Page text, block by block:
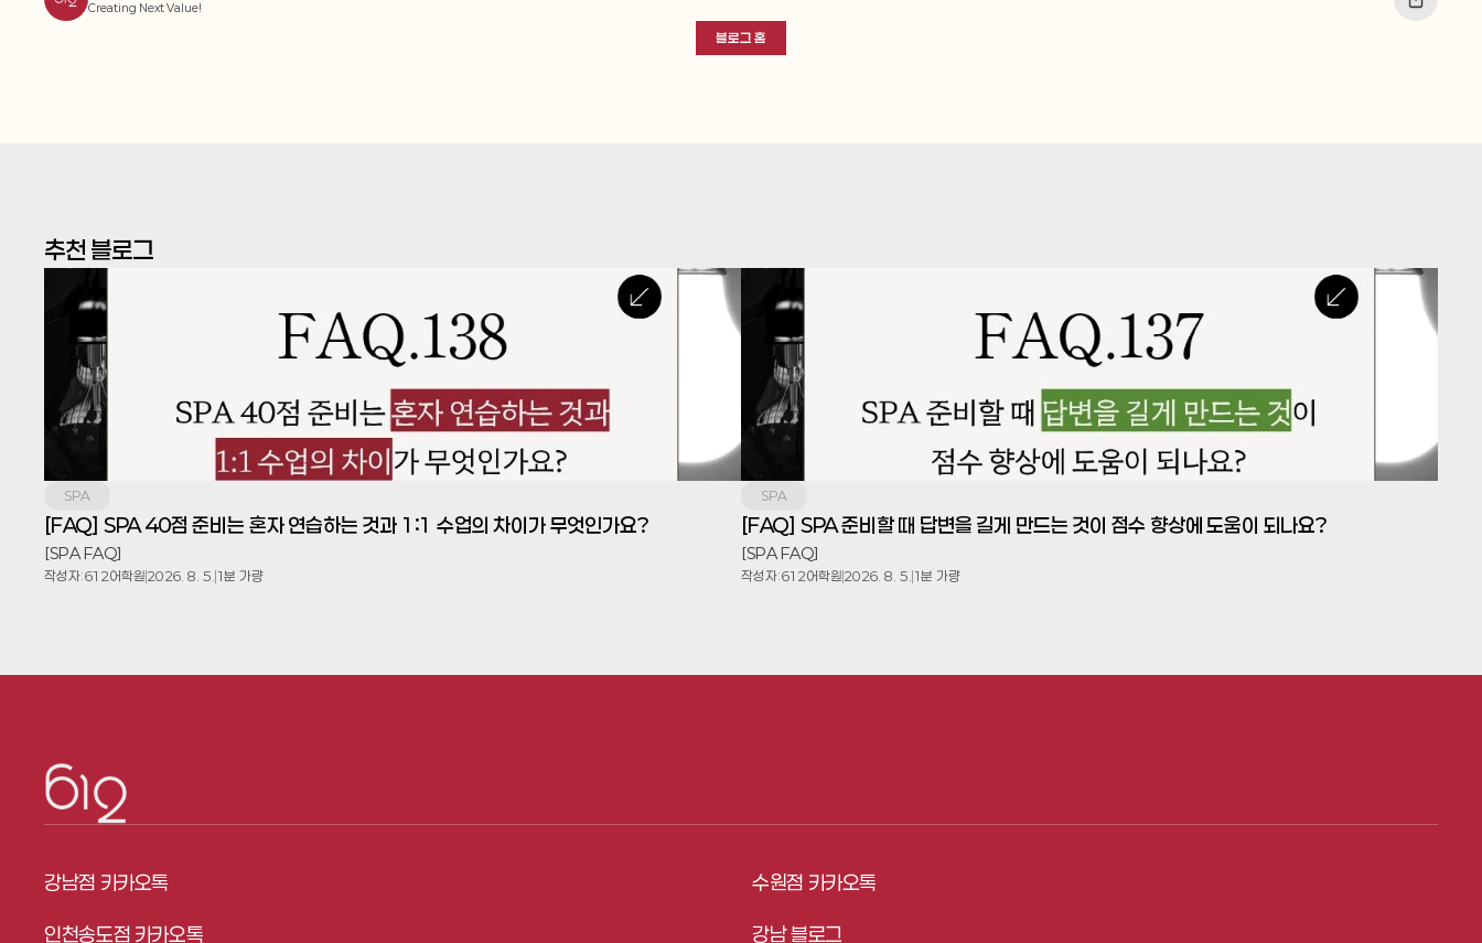
Creating Next Value!
블로그 홈
추천 블로그
SPA
[FAQ] SPA 40점 준비는 혼자 연습하는 것과 1:1 수업의 차이가 무엇인가요?
[SPA FAQ]
작성자:612어학원 2026. 8. 5. 1분 가량
SPA
[FAQ] SPA 준비할 때 답변을 길게 만드는 것이 점수 향상에 도움이 되나요?
[SPA FAQ]
작성자:612어학원 2026. 8. 5. 1분 가량
강남점 카카오톡 수원점 카카오톡
인천송도점 카카오톡 강남 블로그